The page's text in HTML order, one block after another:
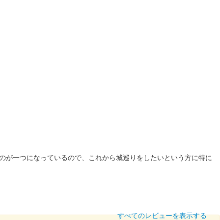
一つになっているので、これから城巡りをしたいという方に特に
すべてのレビューを表示する